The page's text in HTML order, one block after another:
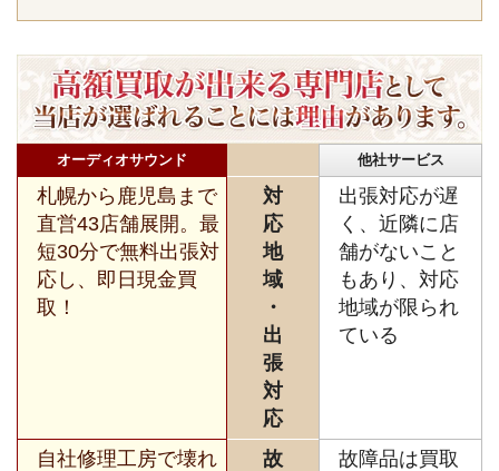
オーディオサウンド 他社サービス
札幌から鹿児島まで
直営43店舗展開。最
短30分で無料出張対
応し、即日現金買
取！
対
応
地
域
・
出
張
対
応
出張対応が遅
く、近隣に店
舗がないこと
もあり、対応
地域が限られ
ている
自社修理工房で壊れ
故
故障品は買取